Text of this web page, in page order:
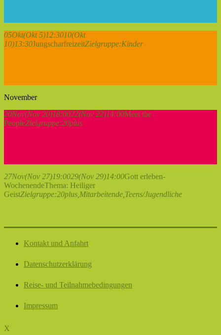
05Okt(Okt 5)12:3010(Okt
10)13:30JungscharfreizeitZielgruppe:Kinder
November
20Nov(Nov 20)18:0022(Nov 22)14:00Meet the
PeopleZielgruppe:20plus
27Nov(Nov 27)19:0029(Nov 29)14:00Gott erleben-
WochenendeThema: Heiliger
GeistZielgruppe:20plus, Mitarbeitende, Teens/Jugendliche
Kontakt und Anfahrt
Datenschutzerklärung
Reise- und Teilnahmebedingungen
Impressum
X